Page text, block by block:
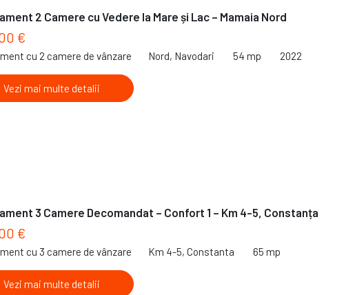
2 Camere cu Vedere la Mare și Lac – Mamaia Nord
€
cu 2 camere de vânzare Nord, Navodari 54 mp 2022
Vezi mai multe detalii
3 Camere Decomandat – Confort 1 – Km 4-5, Constanța
€
cu 3 camere de vânzare Km 4-5, Constanta 65 mp
Vezi mai multe detalii